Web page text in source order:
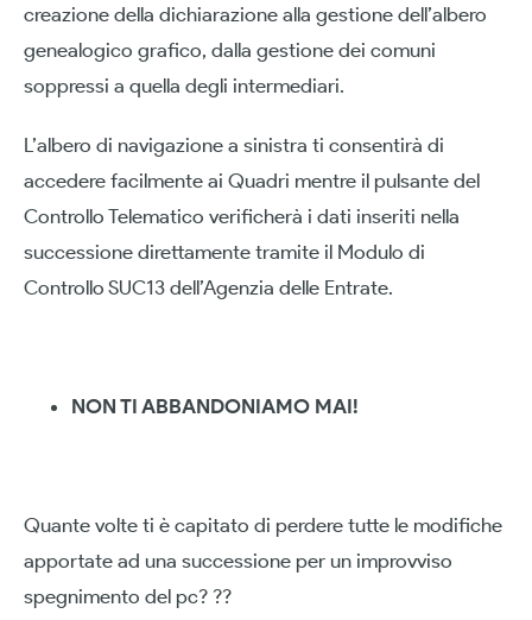
creazione della dichiarazione alla gestione dell’albero
genealogico grafico, dalla gestione dei comuni
soppressi a quella degli intermediari.
L’albero di navigazione a sinistra ti consentirà di
accedere facilmente ai Quadri mentre il pulsante del
Controllo Telematico verificherà i dati inseriti nella
successione direttamente tramite il Modulo di
Controllo SUC13 dell’Agenzia delle Entrate.
NON TI ABBANDONIAMO MAI!
Quante volte ti è capitato di perdere tutte le modifiche
apportate ad una successione per un improvviso
spegnimento del pc? ??